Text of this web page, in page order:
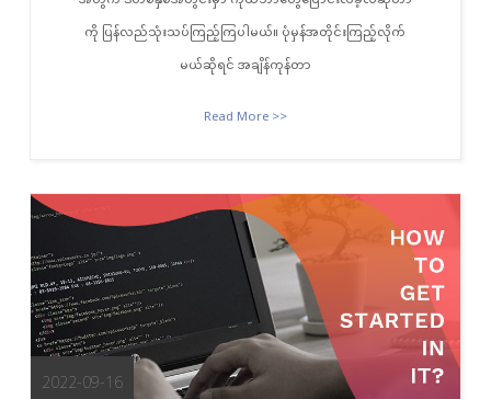
ကို ပြန်လည်သုံးသပ်ကြည့်ကြပါမယ်။ ပုံမှန်အတိုင်းကြည့်လိုက်
မယ်ဆိုရင် အချိန်ကုန်တာ
Read More >>
2022-09-16